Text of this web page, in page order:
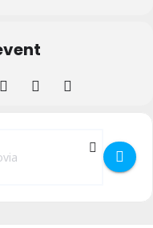
martes en la Muralla
Address - Los martes